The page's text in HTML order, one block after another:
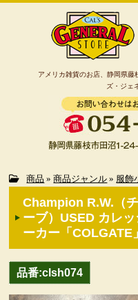
アメリカ雑貨のお店、静岡県藤
ズ・ジェ
特定商取
商品 » 商品ジャンル » 服飾
Champion R.W.（
ーブ）USED カレ
ーカー「COLGATE
品番:clsh074